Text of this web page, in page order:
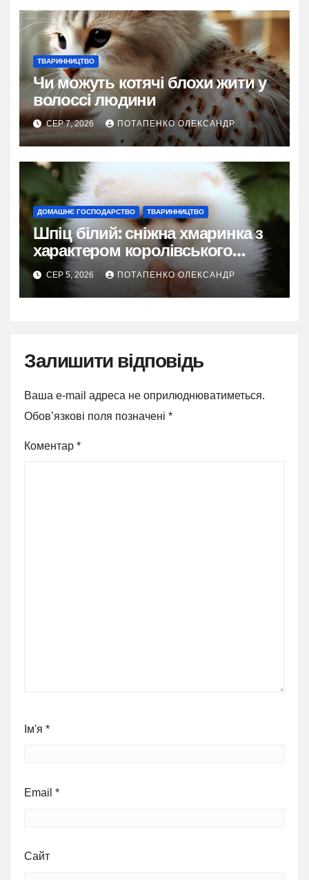
ТВАРИННИЦТВО
Чи можуть котячі блохи жити у
волоссі людини
СЕР 7, 2026 ПОТАПЕНКО ОЛЕКСАНДР
ДОМАШНЄ ГОСПОДАРСТВО ТВАРИННИЦТВО
Шпіц білий: сніжна хмаринка з
характером королівського
фаворита
СЕР 5, 2026 ПОТАПЕНКО ОЛЕКСАНДР
Залишити відповідь
Ваша e-mail адреса не оприлюднюватиметься.
Обов’язкові поля позначені *
Коментар *
Ім'я *
Email *
Сайт